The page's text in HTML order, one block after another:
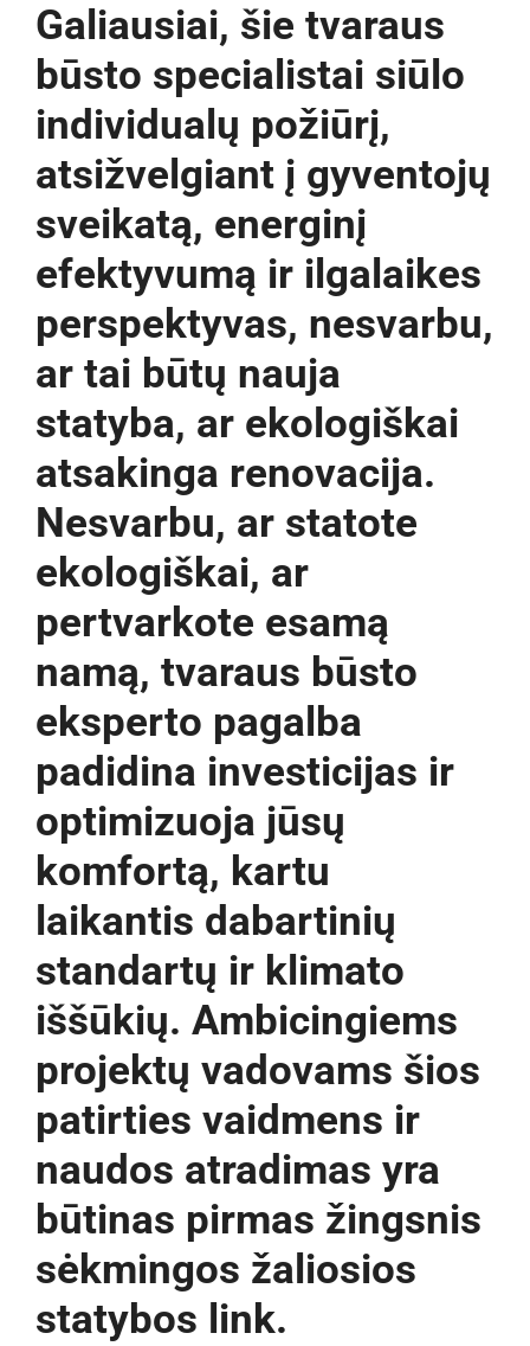
Galiausiai, šie tvaraus
būsto specialistai siūlo
individualų požiūrį,
atsižvelgiant į gyventojų
sveikatą, energinį
efektyvumą ir ilgalaikes
perspektyvas, nesvarbu,
ar tai būtų nauja
statyba, ar ekologiškai
atsakinga renovacija.
Nesvarbu, ar statote
ekologiškai, ar
pertvarkote esamą
namą, tvaraus būsto
eksperto pagalba
padidina investicijas ir
optimizuoja jūsų
komfortą, kartu
laikantis dabartinių
standartų ir klimato
iššūkių. Ambicingiems
projektų vadovams šios
patirties vaidmens ir
naudos atradimas yra
būtinas pirmas žingsnis
sėkmingos žaliosios
statybos link.